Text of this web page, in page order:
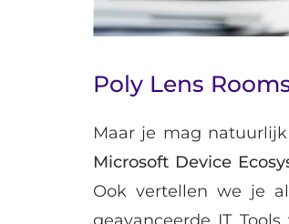
Poly Lens
Maar je mag
Microsoft Device
Ook vertellen we je